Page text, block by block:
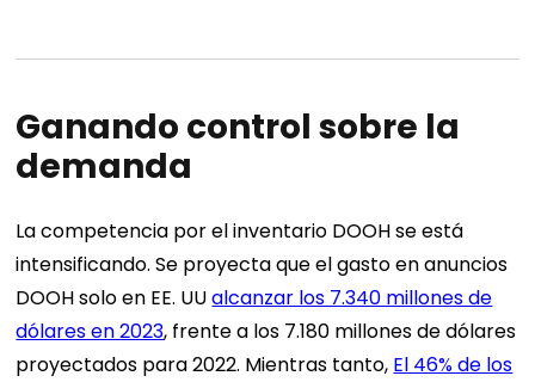
Ganando control sobre la
demanda
La competencia por el inventario DOOH se está
intensificando. Se proyecta que el gasto en anuncios
DOOH solo en EE. UUalcanzar los 7.340 millones de
dólares en 2023, frente a los 7.180 millones de dólares
proyectados para 2022. Mientras tanto, El 46% de los